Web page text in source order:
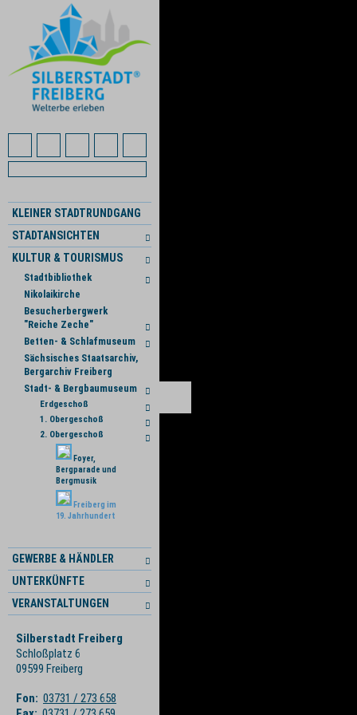
KLEINER STADTRUNDGANG
STADTANSICHTEN
KULTUR & TOURISMUS
Stadtbibliothek
Nikolaikirche
Besucherbergwerk
"Reiche Zeche"
Betten- & Schlafmuseum
Sächsisches Staatsarchiv,
Bergarchiv Freiberg
Stadt- & Bergbaumuseum
Erdgeschoß
1. Obergeschoß
2. Obergeschoß
Foyer,
Bergparade und
Bergmusik
Freiberg im
19. Jahrhundert
GEWERBE & HÄNDLER
UNTERKÜNFTE
VERANSTALTUNGEN
Silberstadt Freiberg
Schloßplatz 6
09599 Freiberg
Fon: 03731 / 273 658